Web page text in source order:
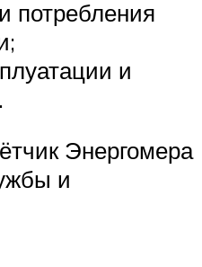
потребления
и
Энергомера
и